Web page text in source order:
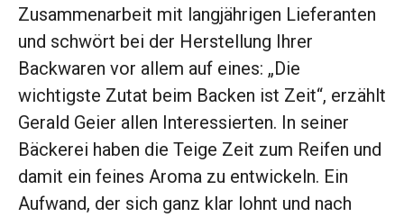
Zusammenarbeit mit langjährigen Lieferanten
und schwört bei der Herstellung Ihrer
Backwaren vor allem auf eines: „Die
wichtigste Zutat beim Backen ist Zeit“, erzählt
Gerald Geier allen Interessierten. In seiner
Bäckerei haben die Teige Zeit zum Reifen und
damit ein feines Aroma zu entwickeln. Ein
Aufwand, der sich ganz klar lohnt und nach